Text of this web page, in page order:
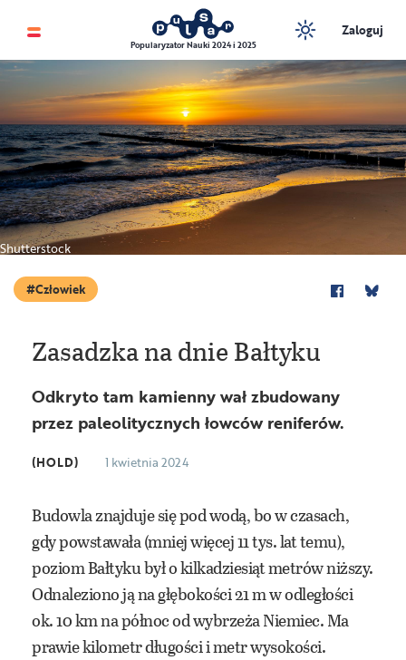
Popularyzator Nauki 2024 i 2025
Zaloguj
Shutterstock
Człowiek
Zasadzka na dnie Bałtyku
Odkryto tam kamienny wał zbudowany
przez paleolitycznych łowców reniferów.
(HOLD) 1 kwietnia 2024
Budowla znajduje się pod wodą, bo w czasach,
gdy powstawała (mniej więcej 11 tys. lat temu),
poziom Bałtyku był o kilkadziesiąt metrów niższy.
Odnaleziono ją na głębokości 21 m w odległości
ok. 10 km na północ od wybrzeża Niemiec. Ma
prawie kilometr długości i metr wysokości.